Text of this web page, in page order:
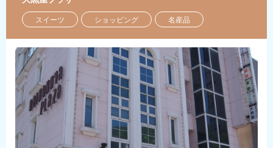
スイーツ ショッピング 名産品